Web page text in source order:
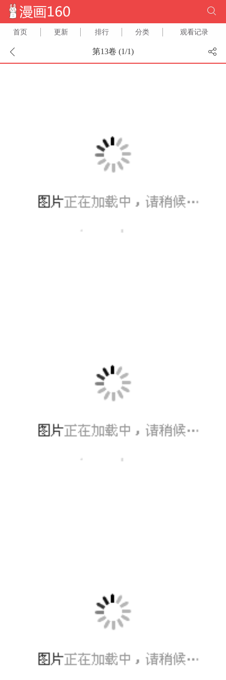
首页 更新 排行 分类 观看记录
第13卷 (1/1)